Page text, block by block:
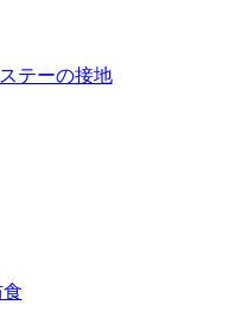
テーの接地